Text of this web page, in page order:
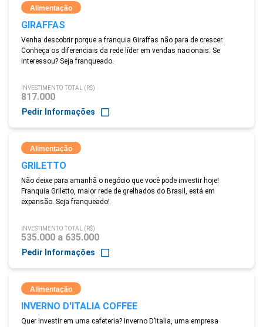
Alimentação
GIRAFFAS
Venha descobrir porque a franquia Giraffas não para de crescer.
Conheça os diferenciais da rede líder em vendas nacionais. Se
interessou? Seja franqueado.
INVESTIMENTO TOTAL (R$)
817.000
Pedir Informações
Alimentação
GRILETTO
Não deixe para amanhã o negócio que você pode investir hoje!
Franquia Griletto, maior rede de grelhados do Brasil, está em
expansão. Seja franqueado!
INVESTIMENTO TOTAL (R$)
535.000 a 635.000
Pedir Informações
Alimentação
INVERNO D'ITALIA COFFEE
Quer investir em uma cafeteria? Inverno D’Italia, uma empresa